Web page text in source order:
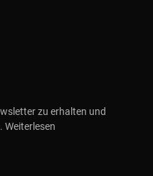
zu erhalten und
Weiterlesen